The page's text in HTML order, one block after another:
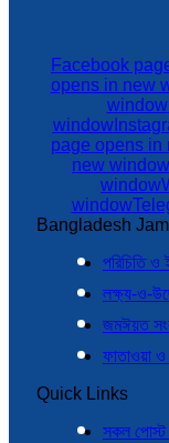
Facebook
opens in new
window
window
page opens in
new window
window
window
Bangladesh
পরিচিতি ও
লক্ষ্য-ও-
জমঈয়ত
ফাতাওয়া
Quick Links
সকল পোস্ট